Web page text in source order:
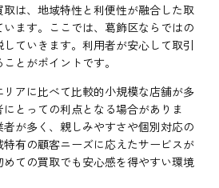
は、地域特性と利便性が融合した取
ます。ここでは、葛飾区ならではの
ていきます。利用者が安心して取引
とがポイントです。
アに比べて比較的小規模な店舗が多
とっての利点となる場合がありま
が多く、親しみやすさや個別対応の
有の顧客ニーズに応えたサービスが
ての買取でも安心感を得やすい環境